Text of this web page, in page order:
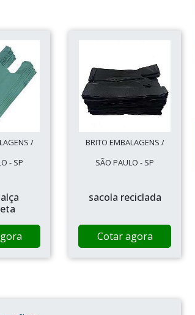
/
- SP
BRITO EMBALAGENS /
SÃO PAULO - SP
sacola reciclada
Cotar agora